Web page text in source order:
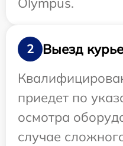
2
Выезд
приедет по
осмотра
случае